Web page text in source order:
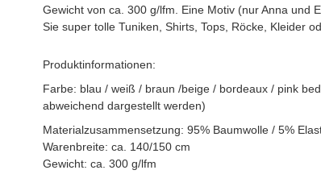
Gewicht von ca. 300 g/lfm. Eine Motiv (nur Anna und
Sie super tolle Tuniken, Shirts, Tops, Röcke, Kleider
Produktinformationen:
Farbe: blau / weiß / braun /beige / bordeaux / pink
abweichend dargestellt werden)
Materialzusammensetzung: 95% Baumwolle / 5%
Warenbreite: ca. 140/150 cm
Gewicht: ca. 300 g/lfm